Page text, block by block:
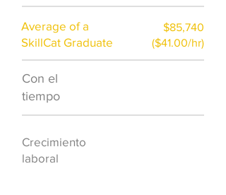
Average of a
SkillCat Graduate
$85,740
($41.00/hr)
Con el
tiempo
Crecimiento
laboral